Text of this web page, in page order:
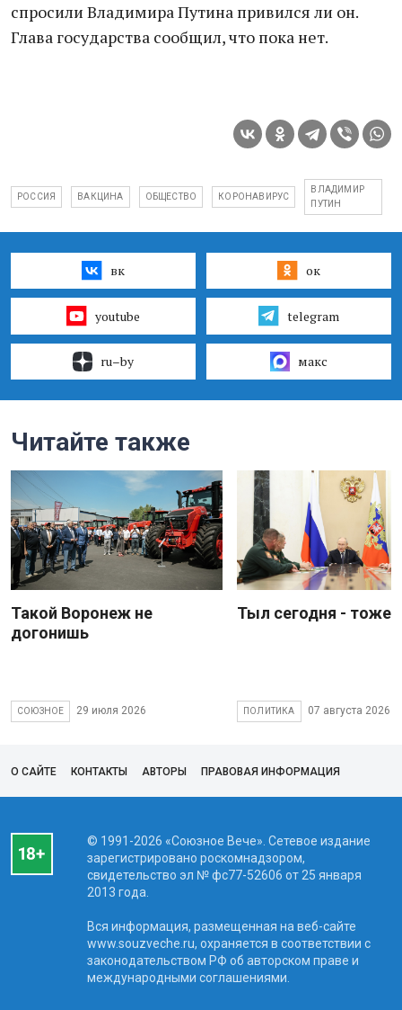
спросили Владимира Путина привился ли он.
Глава государства сообщил, что пока нет.
РОССИЯ ВАКЦИНА ОБЩЕСТВО КОРОНАВИРУС
ВЛАДИМИР
ПУТИН
вк ок
youtube telegram
ru–by макс
Читайте также
Такой Воронеж не
догонишь
СОЮЗНОЕ 29 июля 2026
Тыл сегодня - тоже
ПОЛИТИКА 07 августа 2026
О САЙТЕ КОНТАКТЫ АВТОРЫ ПРАВОВАЯ ИНФОРМАЦИЯ
© 1991-2026 «Союзное Вече». Сетевое издание
зарегистрировано роскомнадзором,
свидетельство эл № фc77-52606 от 25 января
2013 года.
Вся информация, размещенная на веб-сайте
www.souzveche.ru, охраняется в соответствии с
законодательством РФ об авторском праве и
международными соглашениями.